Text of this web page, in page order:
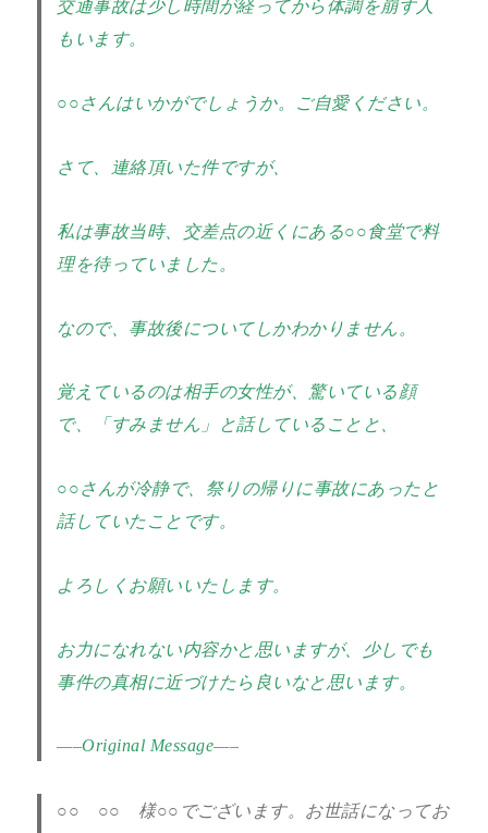
交通事故は少し時間が経ってから体調を崩す人
もいます。
○○さんはいかがでしょうか。ご自愛ください。
さて、連絡頂いた件ですが、
私は事故当時、交差点の近くにある○○食堂で料
理を待っていました。
なので、事故後についてしかわかりません。
覚えているのは相手の女性が、驚いている顔
で、「すみません」と話していることと、
○○さんが冷静で、祭りの帰りに事故にあったと
話していたことです。
よろしくお願いいたします。
お力になれない内容かと思いますが、少しでも
事件の真相に近づけたら良いなと思います。
—–Original Message—–
○○ ○○ 様○○でございます。お世話になってお